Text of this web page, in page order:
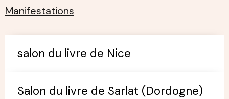
Manifestations
salon du livre de Nice
Salon du livre de Sarlat (Dordogne)